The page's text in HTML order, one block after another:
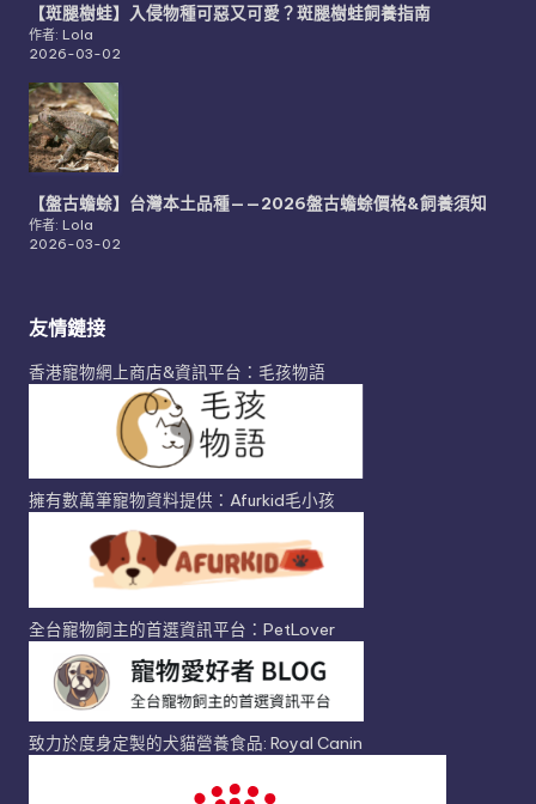
【斑腿樹蛙】入侵物種可惡又可愛？斑腿樹蛙飼養指南
作者: Lola
2026-03-02
【盤古蟾蜍】台灣本土品種——2026盤古蟾蜍價格&飼養須知
作者: Lola
2026-03-02
友情鏈接
香港寵物網上商店&資訊平台：毛孩物語
擁有數萬筆寵物資料提供：Afurkid毛小孩
全台寵物飼主的首選資訊平台：PetLover
致力於度身定製的犬貓營養食品: Royal Canin